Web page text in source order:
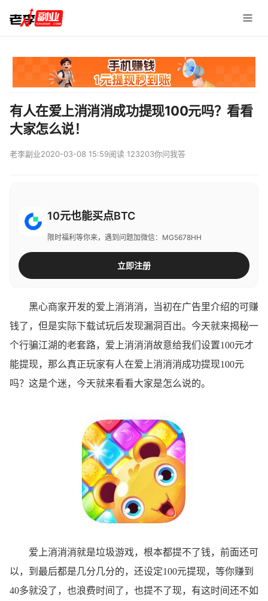
有人在爱上消消消成功提现100元吗？看看
大家怎么说！
老李副业2020-03-08 15:59阅读 123203你问我答
10元也能买点BTC
限时福利等你来，遇到问题加微信：MG5678HH
立即注册
黑心商家开发的爱上消消消，当初在广告里介绍的可赚
钱了，但是实际下载试玩后发现漏洞百出。今天就来揭秘一
个行骗江湖的老套路，爱上消消消故意给我们设置100元才
能提现，那么真正玩家有人在爱上消消消成功提现100元
吗？这是个迷，今天就来看看大家是怎么说的。
爱上消消消就是垃圾游戏，根本都提不了钱，前面还可
以，到最后都是几分几分的，还设定100元提现，等你赚到
40多就没了，也浪费时间了，也提不了现，有这时间还不如